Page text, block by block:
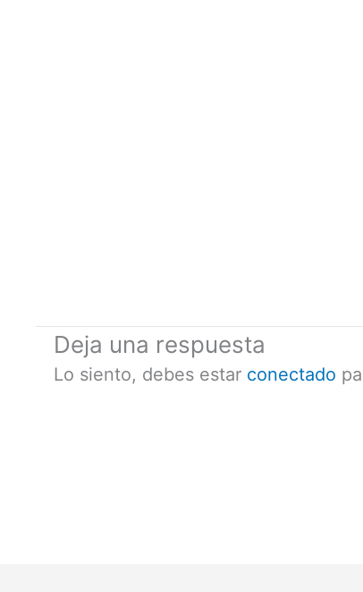
Deja una respuesta
Lo siento, debes estar conectado